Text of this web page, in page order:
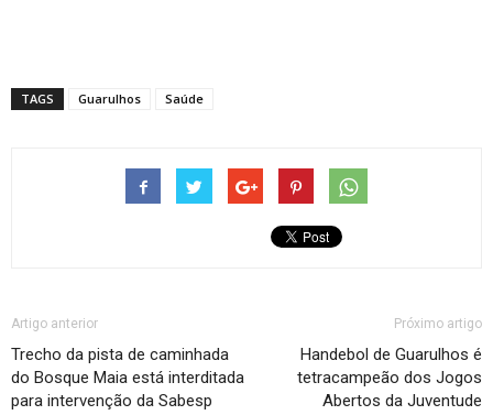
TAGS Guarulhos Saúde
Artigo anterior
Trecho da pista de caminhada
do Bosque Maia está interditada
para intervenção da Sabesp
Próximo artigo
Handebol de Guarulhos é
tetracampeão dos Jogos
Abertos da Juventude